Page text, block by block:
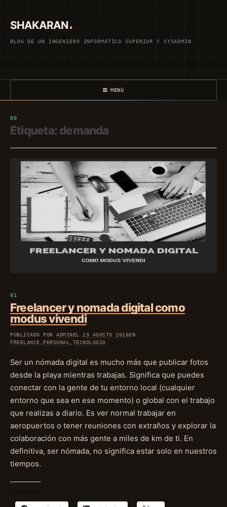
contenido
SHAKARAN
BLOG DE UN INGENIERO INFORMÁTICO SUPERIOR Y SYSADMIN
MENÚ
Etiqueta: demanda
Freelancer y nomada digital como
modus vivendi
PUBLICADO PORADMINEL 19 AGOSTO 2016EN
FREELANCE
PERSONAL TECNOLOGÍA
Ser un nómada digital es mucho más que publicar fotos
desde la playa mientras trabajas. Significa que puedes
conectar con la gente de tu entorno local (cualquier
entorno que sea en ese momento) o global con el trabajo
que realizas a diario. Es ver normal trabajar en
aeropuertos o tener reuniones con extraños y explorar la
colaboración con más gente a miles de km de ti. En
definitiva, ser nómada, no significa estar solo en nuestros
tiempos.